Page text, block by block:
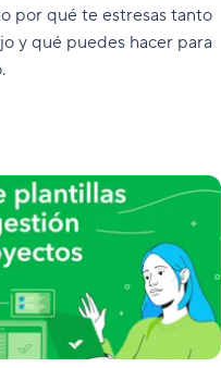
por qué te estresas tanto
y qué puedes hacer para